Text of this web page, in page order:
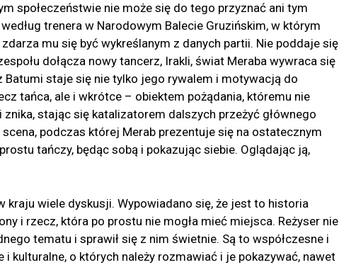
społeczeństwie nie może się do tego przyznać ani tym
trenera w Narodowym Balecie Gruzińskim, w którym
mu się być wykreślanym z danych partii. Nie poddaje się
dołącza nowy tancerz, Irakli, świat Meraba wywraca się
Batumi staje się nie tylko jego rywalem i motywacją do
tańca, ale i wkrótce – obiektem pożądania, któremu nie
stając się katalizatorem dalszych przeżyć głównego
podczas której Merab prezentuje się na ostatecznym
tańczy, będąc sobą i pokazując siebie. Oglądając ją,
kraju wiele dyskusji. Wypowiadano się, że jest to historia
i rzecz, która po prostu nie mogła mieć miejsca. Reżyser nie
tematu i sprawił się z nim świetnie. Są to współczesne i
i kulturalne, o których należy rozmawiać i je pokazywać, nawet